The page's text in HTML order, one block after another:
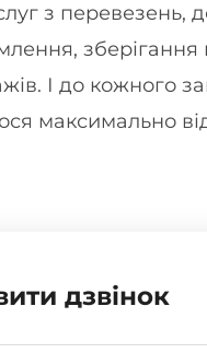
з перевезень,
зберігання
І до кожного
максимально
дзвінок